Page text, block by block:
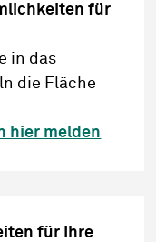
für
in das
die Fläche
hier melden
für Ihre